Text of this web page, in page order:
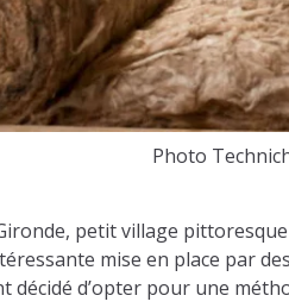
⁣⁣Photo
petit village
mise en place par
décidé d’opter pour une